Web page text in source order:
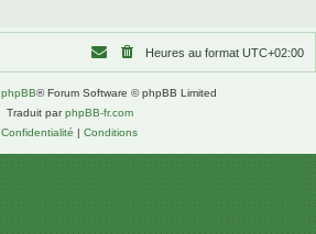
Heures au format UTC+02:00
phpBB® Forum Software © phpBB Limited
Traduit parphpBB-fr.com
Confidentialité | Conditions